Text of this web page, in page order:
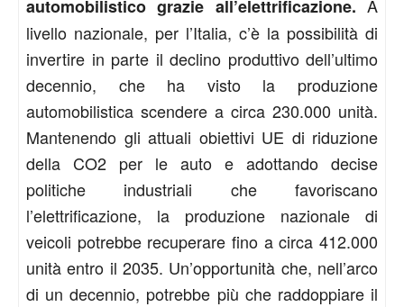
automobilistico grazie all’elettrificazione. A
livello nazionale, per l’Italia, c’è la possibilità di
invertire in parte il declino produttivo dell’ultimo
decennio, che ha visto la produzione
automobilistica scendere a circa 230.000 unità.
Mantenendo gli attuali obiettivi UE di riduzione
della CO2 per le auto e adottando decise
politiche industriali che favoriscano
l’elettrificazione, la produzione nazionale di
veicoli potrebbe recuperare fino a circa 412.000
unità entro il 2035. Un’opportunità che, nell’arco
di un decennio, potrebbe più che raddoppiare il